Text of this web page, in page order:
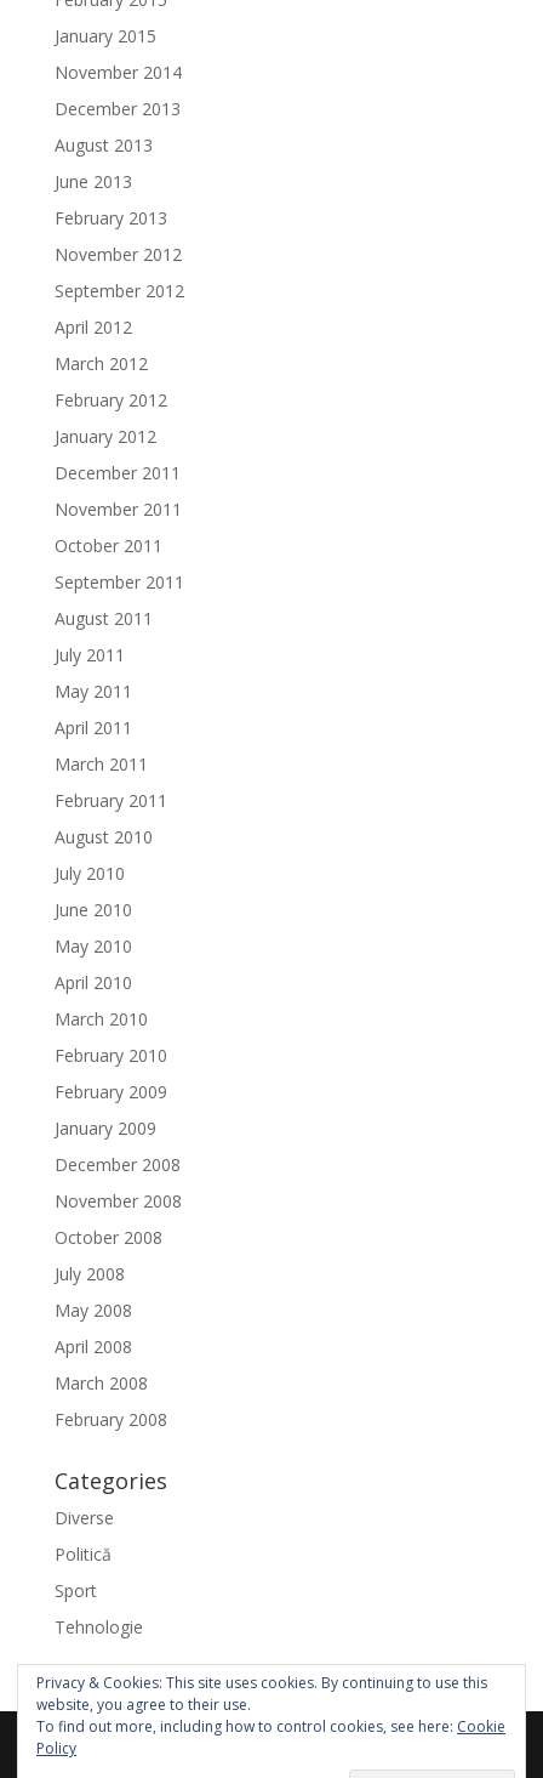
January 2015
November 2014
December 2013
August 2013
June 2013
February 2013
November 2012
September 2012
April 2012
March 2012
February 2012
January 2012
December 2011
November 2011
October 2011
September 2011
August 2011
July 2011
May 2011
April 2011
March 2011
February 2011
August 2010
July 2010
June 2010
May 2010
April 2010
March 2010
February 2010
February 2009
January 2009
December 2008
November 2008
October 2008
July 2008
May 2008
April 2008
March 2008
February 2008
Categories
Diverse
Politică
Sport
Tehnologie
Privacy & Cookies: This site uses cookies. By continuing to use this
website, you agree to their use.
To find out more, including how to control cookies, see here: Cookie
Policy